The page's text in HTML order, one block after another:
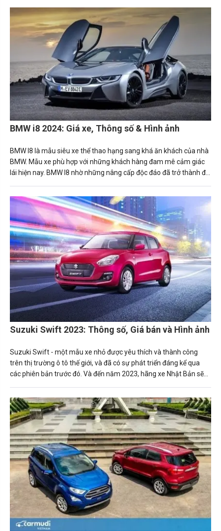
BMW i8 2024: Giá xe, Thông số & Hình ảnh
BMW I8 là mẫu siêu xe thể thao hạng sang khá ăn khách của nhà
BMW. Mẫu xe phù hợp với những khách hàng đam mê cảm giác
lái hiện nay. BMW I8 nhờ những nâng cấp độc đáo đã trở thành đối
Suzuki Swift 2023: Thông số, Giá bán và Hình ảnh
Suzuki Swift - một mẫu xe nhỏ được yêu thích và thành công
trên thị trường ô tô thế giới, và đã có sự phát triển đáng kể qua
các phiên bản trước đó. Và đến năm 2023, hãng xe Nhật Bản sẽ